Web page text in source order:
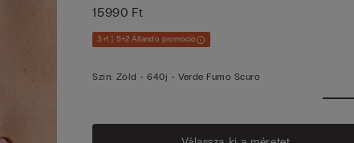
15990 Ft
3+1 | 5+2 Állandó promóció
Szín: Zöld -640j - Verde Fumo Scuro